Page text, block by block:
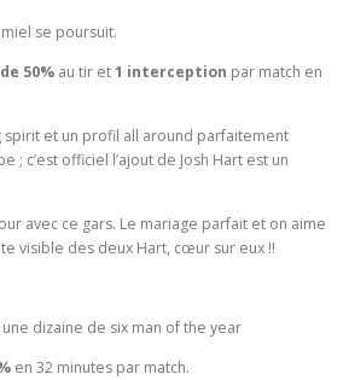
se poursuit.
50% au tir et1 interception par match en
spirit et un profil all around parfaitement
; c’est officiel l’ajout de Josh Hart est un
avec ce gars. Le mariage parfait et on aime
visible des deux Hart, cœur sur eux !!
dizaine de six man of the year
en 32 minutes par match.